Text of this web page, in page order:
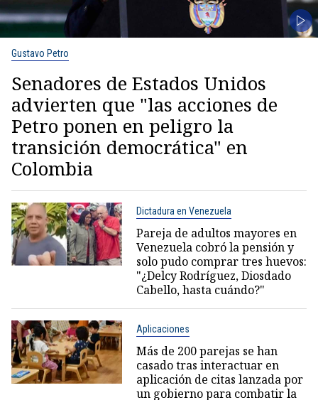
Gustavo Petro
Senadores de Estados Unidos
advierten que "las acciones de
Petro ponen en peligro la
transición democrática" en
Colombia
Dictadura en Venezuela
Pareja de adultos mayores en
Venezuela cobró la pensión y
solo pudo comprar tres huevos:
"¿Delcy Rodríguez, Diosdado
Cabello, hasta cuándo?"
Aplicaciones
Más de 200 parejas se han
casado tras interactuar en
aplicación de citas lanzada por
un gobierno para combatir la